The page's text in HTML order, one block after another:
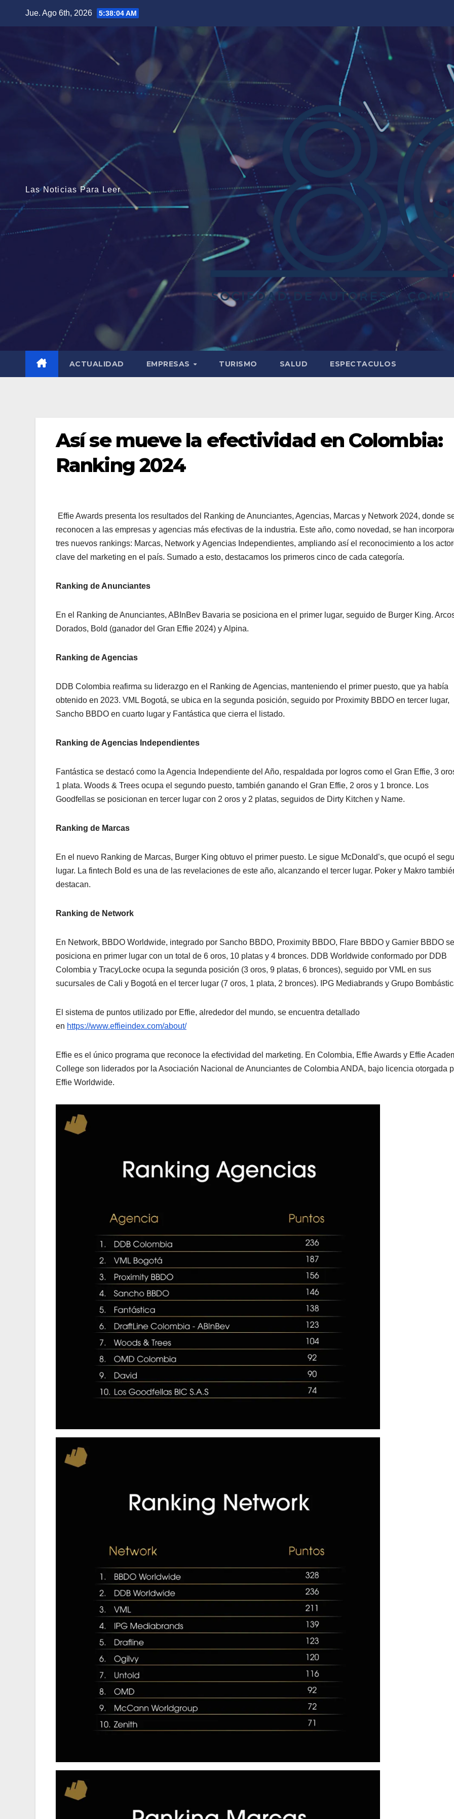
Jue. Ago 6th, 2026 5:38:06 AM
Las Noticias Para Leer
ACTUALIDAD EMPRESAS TURISMO SALUD ESPECTACULOS
Así se mueve la efectividad en Colombia:
Ranking 2024
Effie Awards presenta los resultados del Ranking de Anunciantes, Agencias, Marcas y Network 2024, donde
reconocen a las empresas y agencias más efectivas de la industria. Este año, como novedad, se han
tres nuevos rankings: Marcas, Network y Agencias Independientes, ampliando así el reconocimiento a los
clave del marketing en el país. Sumado a esto, destacamos los primeros cinco de cada categoría.
Ranking de Anunciantes
En el Ranking de Anunciantes, ABInBev Bavaria se posiciona en el primer lugar, seguido de Burger King.
Dorados, Bold (ganador del Gran Effie 2024) y Alpina.
Ranking de Agencias
DDB Colombia reafirma su liderazgo en el Ranking de Agencias, manteniendo el primer puesto, que ya había
obtenido en 2023. VML Bogotá, se ubica en la segunda posición, seguido por Proximity BBDO en tercer lugar,
Sancho BBDO en cuarto lugar y Fantástica que cierra el listado.
Ranking de Agencias Independientes
Fantástica se destacó como la Agencia Independiente del Año, respaldada por logros como el Gran Effie, 3
1 plata. Woods & Trees ocupa el segundo puesto, también ganando el Gran Effie, 2 oros y 1 bronce. Los
Goodfellas se posicionan en tercer lugar con 2 oros y 2 platas, seguidos de Dirty Kitchen y Name.
Ranking de Marcas
En el nuevo Ranking de Marcas, Burger King obtuvo el primer puesto. Le sigue McDonald’s, que ocupó el
lugar. La fintech Bold es una de las revelaciones de este año, alcanzando el tercer lugar. Poker y Makro
destacan.
Ranking de Network
En Network, BBDO Worldwide, integrado por Sancho BBDO, Proximity BBDO, Flare BBDO y Garnier BBDO se
posiciona en primer lugar con un total de 6 oros, 10 platas y 4 bronces. DDB Worldwide conformado por DDB
Colombia y TracyLocke ocupa la segunda posición (3 oros, 9 platas, 6 bronces), seguido por VML en sus
sucursales de Cali y Bogotá en el tercer lugar (7 oros, 1 plata, 2 bronces). IPG Mediabrands y Grupo
El sistema de puntos utilizado por Effie, alrededor del mundo, se encuentra detallado
en https://www.effieindex.com/about/
Effie es el único programa que reconoce la efectividad del marketing. En Colombia, Effie Awards y Effie
College son liderados por la Asociación Nacional de Anunciantes de Colombia ANDA, bajo licencia otorgada
Effie Worldwide.